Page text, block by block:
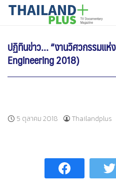
SkipTHAILANDPLUS NEWS
ปฏิทินข่าว… “งานวิศวกรรมแห่
Engineering 2018)
5 ตุลาคม 2018 Thailandplus